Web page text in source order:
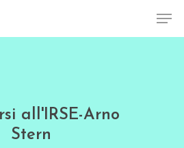
all'IRSE-Arno
Stern